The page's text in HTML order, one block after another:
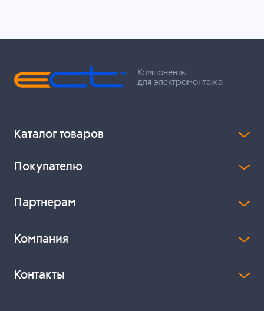
Компоненты
для электромонтажа
Каталог товаров
Покупателю
Партнерам
Компания
Контакты